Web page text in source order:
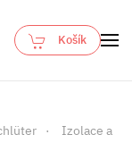
Košík
Izolace a